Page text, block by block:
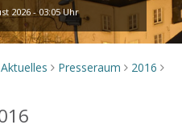
2026 - 03:05 Uhr
Aktuelles > Presseraum > 2016 >